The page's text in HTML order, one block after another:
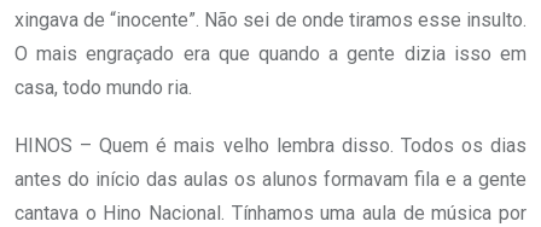
xingava de “inocente”. Não sei de onde tiramos esse insulto.
O mais engraçado era que quando a gente dizia isso em
casa, todo mundo ria.
HINOS – Quem é mais velho lembra disso. Todos os dias
antes do início das aulas os alunos formavam fila e a gente
cantava o Hino Nacional. Tínhamos uma aula de música por